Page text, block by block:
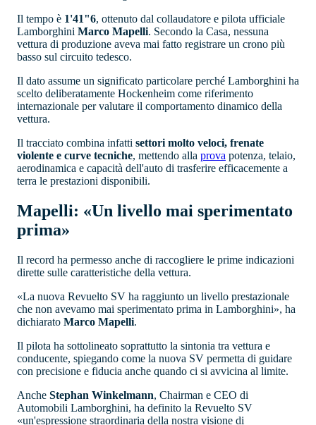
Il tempo è 1'41"6, ottenuto dal collaudatore e pilota ufficiale
Lamborghini Marco Mapelli. Secondo la Casa, nessuna
vettura di produzione aveva mai fatto registrare un crono più
basso sul circuito tedesco.
Il dato assume un significato particolare perché Lamborghini ha
scelto deliberatamente Hockenheim come riferimento
internazionale per valutare il comportamento dinamico della
vettura.
Il tracciato combina infatti settori molto veloci, frenate
violente e curve tecniche, mettendo alla prova potenza, telaio,
aerodinamica e capacità dell'auto di trasferire efficacemente a
terra le prestazioni disponibili.
Mapelli: «Un livello mai sperimentato
prima»
Il record ha permesso anche di raccogliere le prime indicazioni
dirette sulle caratteristiche della vettura.
«La nuova Revuelto SV ha raggiunto un livello prestazionale
che non avevamo mai sperimentato prima in Lamborghini», ha
dichiarato Marco Mapelli.
Il pilota ha sottolineato soprattutto la sintonia tra vettura e
conducente, spiegando come la nuova SV permetta di guidare
con precisione e fiducia anche quando ci si avvicina al limite.
Anche Stephan Winkelmann, Chairman e CEO di
Automobili Lamborghini, ha definito la Revuelto SV
«un'espressione straordinaria della nostra visione di